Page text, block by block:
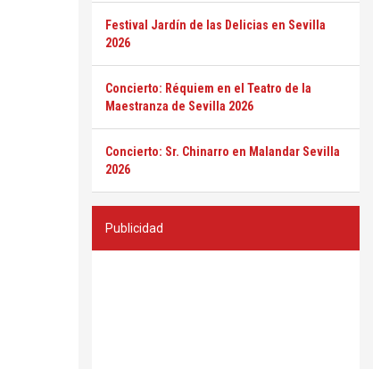
Festival Jardín de las Delicias en Sevilla
2026
Concierto: Réquiem en el Teatro de la
Maestranza de Sevilla 2026
Concierto: Sr. Chinarro en Malandar Sevilla
2026
Publicidad